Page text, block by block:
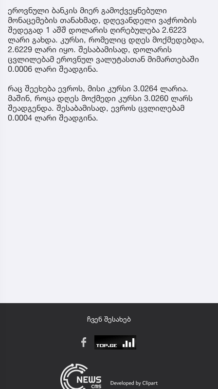
ეროვნული ბანკის მიერ გამოქვეყნებული
მონაცემების თანახმად, დღევანდელი ვაჭრობის
შედეგად 1 აშშ დოლარის ღირებულება 2.6223
ლარი გახდა. კურსი, რომელიც დღეს მოქმედებდა,
2.6229 ლარი იყო. შესაბამისად, დოლარის
ცვლილებამ ეროვნულ ვალუტასთან მიმართებაში
0.0006 ლარი შეადგინა.
რაც შეეხება ევროს, მისი კურსი 3.0264 ლარია.
მაშინ, როცა დღეს მოქმედი კურსი 3.0260 ლარს
შეადგენდა. შესაბამისად, ევროს ცვლილებამ
0.0004 ლარი შეადგინა.
ჩვენ შესახებ